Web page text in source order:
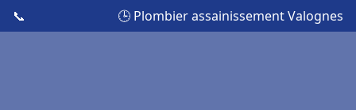
📞 🕒 Plombier assainissement Valognes